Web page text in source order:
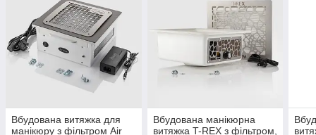
Вбудована витяжка для
манікюру з фільтром Air
Вбудована манікюрна
витяжка T-REX з фільтром,